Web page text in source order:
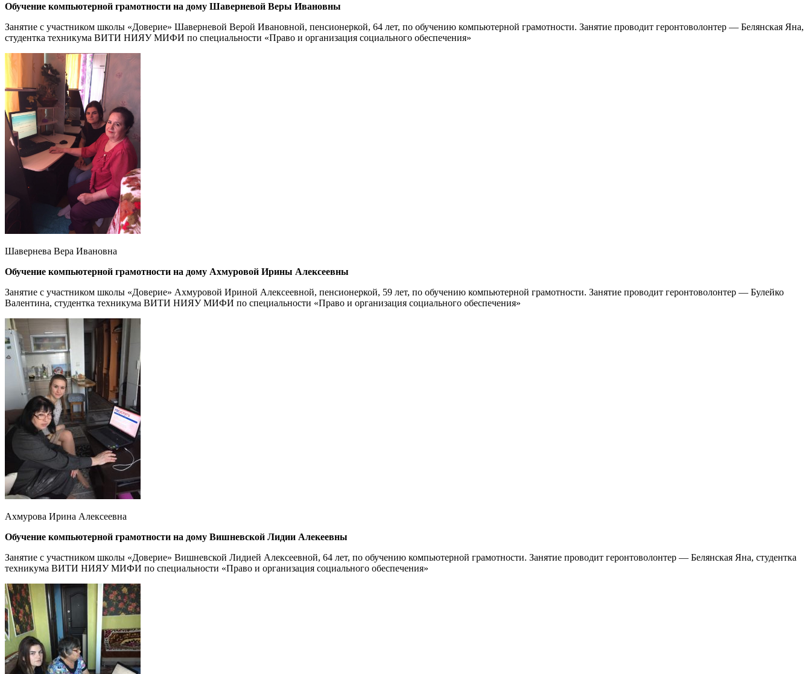
Обучение компьютерной грамотности на дому Шаверневой Веры Ивановны
Занятие с участником школы «Доверие» Шаверневой Верой Ивановной, пенсионеркой, 64 лет, по обучению компьютерной грамотности. Занятие проводит геронтоволонтер — Белянская Яна,
студентка техникума ВИТИ НИЯУ МИФИ по специальности «Право и организация социального обеспечения»
Шавернева Вера Ивановна
Обучение компьютерной грамотности на дому Ахмуровой Ирины Алексеевны
Занятие с участником школы «Доверие» Ахмуровой Ириной Алексеевной, пенсионеркой, 59 лет, по обучению компьютерной грамотности. Занятие проводит геронтоволонтер — Булейко
Валентина, студентка техникума ВИТИ НИЯУ МИФИ по специальности «Право и организация социального обеспечения»
Ахмурова Ирина Алексеевна
Обучение компьютерной грамотности на дому Вишневской Лидии Алекеевны
Занятие с участником школы «Доверие» Вишневской Лидией Алексеевной, 64 лет, по обучению компьютерной грамотности. Занятие проводит геронтоволонтер — Белянская Яна, студентка
техникума ВИТИ НИЯУ МИФИ по специальности «Право и организация социального обеспечения»